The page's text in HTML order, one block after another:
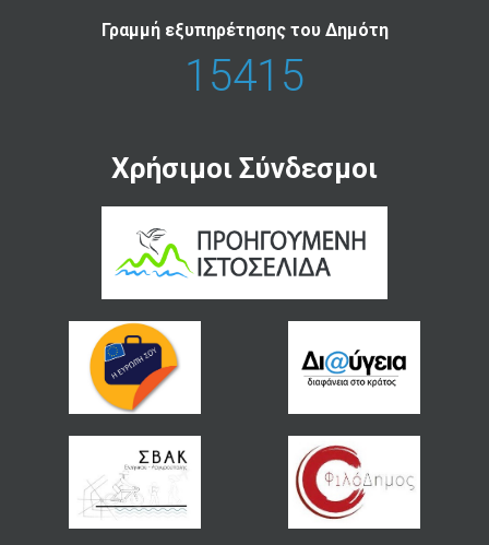
Γραμμή εξυπηρέτησης του Δημότη
15415
Χρήσιμοι Σύνδεσμοι